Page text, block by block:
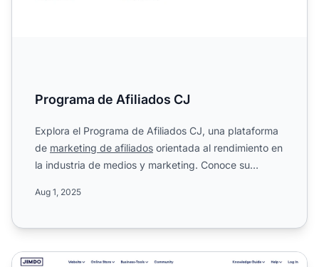
Programa de Afiliados CJ
Explora el Programa de Afiliados CJ, una plataforma
de marketing de afiliados orientada al rendimiento en
la industria de medios y marketing. Conoce su
Aug 1, 2025
Programa de Afiliados de Jimdo